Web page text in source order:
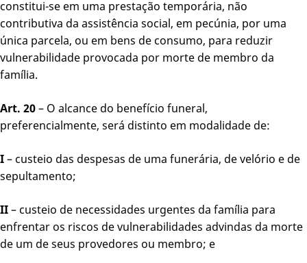
constitui-se em uma prestação temporária, não
contributiva da assistência social, em pecúnia, por uma
única parcela, ou em bens de consumo, para reduzir
vulnerabilidade provocada por morte de membro da
família.
Art. 20– O alcance do benefício funeral,
preferencialmente, será distinto em modalidade de:
I– custeio das despesas de uma funerária, de velório e de
sepultamento;
II– custeio de necessidades urgentes da família para
enfrentar os riscos de vulnerabilidades advindas da morte
de um de seus provedores ou membro; e